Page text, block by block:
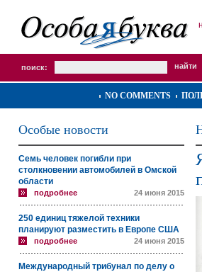
поиск:
NO COMMENTS
Особые новости
Семь человек погибли при
столкновении автомобилей в Омской
области
подробнее 24 июня 2015
250 единиц тяжелой техники
планируют разместить в Европе США
подробнее 24 июня 2015
Международный трибунал по делу о